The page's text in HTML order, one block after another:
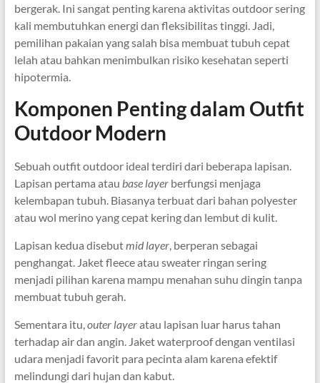
bergerak. Ini sangat penting karena aktivitas outdoor sering
kali membutuhkan energi dan fleksibilitas tinggi. Jadi,
pemilihan pakaian yang salah bisa membuat tubuh cepat
lelah atau bahkan menimbulkan risiko kesehatan seperti
hipotermia.
Komponen Penting dalam Outfit
Outdoor Modern
Sebuah outfit outdoor ideal terdiri dari beberapa lapisan.
Lapisan pertama atau base layerberfungsi menjaga
kelembapan tubuh. Biasanya terbuat dari bahan polyester
atau wol merino yang cepat kering dan lembut di kulit.
Lapisan kedua disebutmid layer, berperan sebagai
penghangat. Jaket fleece atau sweater ringan sering
menjadi pilihan karena mampu menahan suhu dingin tanpa
membuat tubuh gerah.
Sementara itu,outer layeratau lapisan luar harus tahan
terhadap air dan angin. Jaket waterproof dengan ventilasi
udara menjadi favorit para pecinta alam karena efektif
melindungi dari hujan dan kabut.